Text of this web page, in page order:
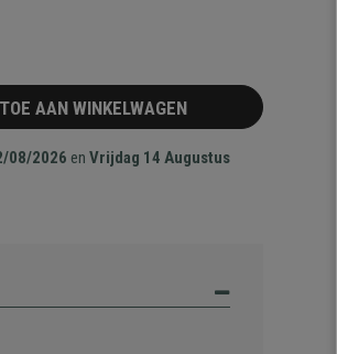
AAN WINKELWAGEN
08/2026 enVrijdag 14 Augustus